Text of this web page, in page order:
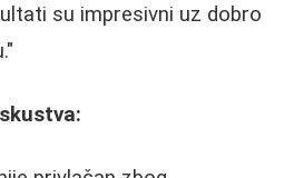
su impresivni uz dobro